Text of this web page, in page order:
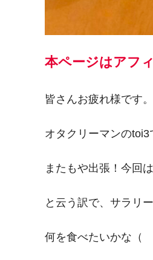
本ページはアフ
皆さんお疲れ様です。
オタクリーマンのtoi3
またもや出張！今回
と云う訳で、サラリ
何を食べたいかな（